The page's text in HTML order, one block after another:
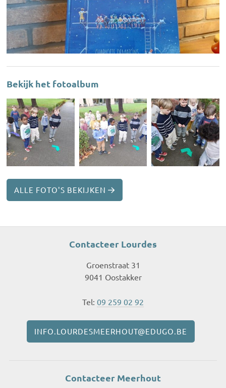
Bekijk het fotoalbum
ALLE FOTO'S BEKIJKEN
Contacteer Lourdes
Groenstraat 31
9041 Oostakker
Tel: 09 259 02 92
INFO.LOURDESMEERHOUT@EDUGO.BE
Contacteer Meerhout